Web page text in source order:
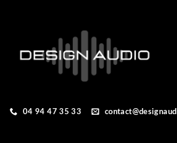
04 94 47 35 33